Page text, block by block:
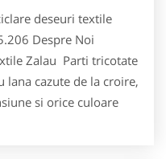
deseuri textile
Despre Noi
Zalau Parti tricotate
lana cazute de la croire,
si orice culoare